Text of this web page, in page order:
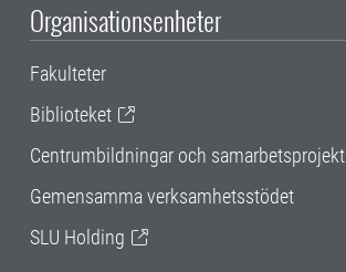
Organisationsenheter
Fakulteter
Biblioteket
Centrumbildningar och samarbetsprojekt
Gemensamma verksamhetsstödet
SLU Holding